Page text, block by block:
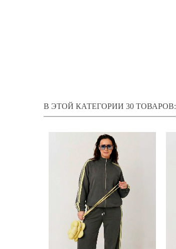
В ЭТОЙ КАТЕГОРИИ 30 ТОВАРОВ: